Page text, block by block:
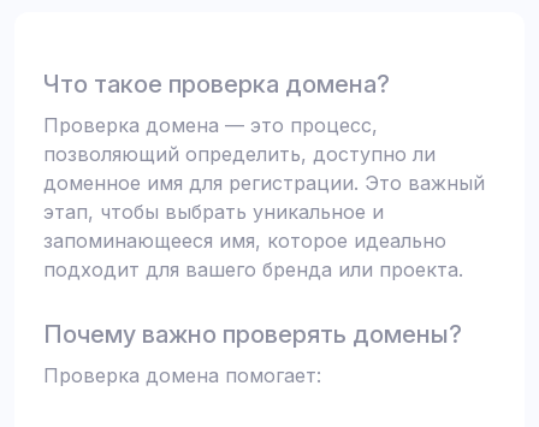
Что такое проверка домена?
Проверка домена — это процесс,
позволяющий определить, доступно ли
доменное имя для регистрации. Это важный
этап, чтобы выбрать уникальное и
запоминающееся имя, которое идеально
подходит для вашего бренда или проекта.
Почему важно проверять домены?
Проверка домена помогает: